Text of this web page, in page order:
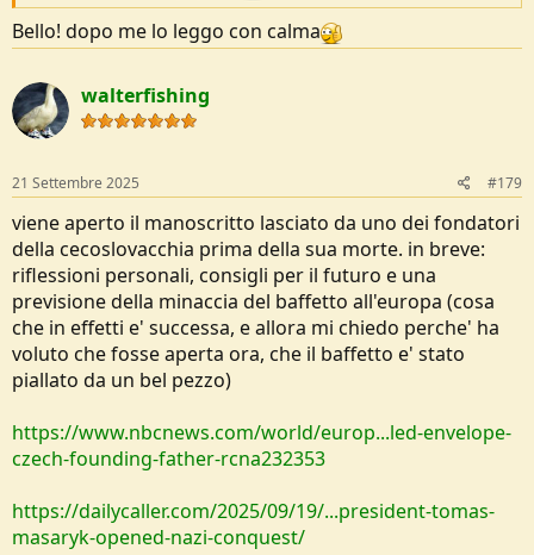
Bello! dopo me lo leggo con calma
walterfishing
21 Settembre 2025 #179
viene aperto il manoscritto lasciato da uno dei fondatori
della cecoslovacchia prima della sua morte. in breve:
riflessioni personali, consigli per il futuro e una
previsione della minaccia del baffetto all'europa (cosa
che in effetti e' successa, e allora mi chiedo perche' ha
voluto che fosse aperta ora, che il baffetto e' stato
piallato da un bel pezzo)
https://www.nbcnews.com/world/europ...led-envelope-
czech-founding-father-rcna232353
https://dailycaller.com/2025/09/19/...president-tomas-
masaryk-opened-nazi-conquest/